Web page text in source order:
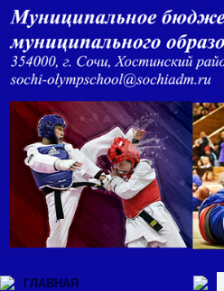
ГЛАВНАЯ